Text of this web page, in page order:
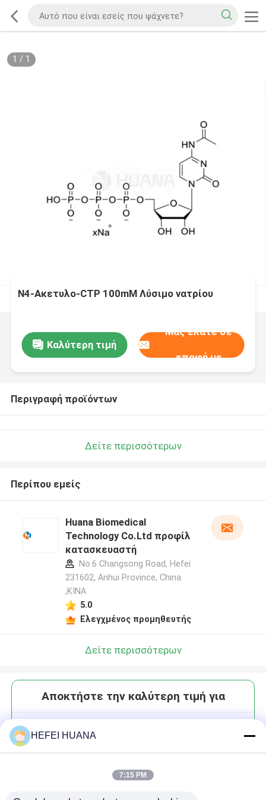
1 / 1
N4-Ακετυλο-CTP 100mM Λύσιμο νατρίου
Καλύτερη τιμή
Μας ελάτε σε
επαφή με
Περιγραφή προϊόντων
Δείτε περισσότερων
Περίπου εμείς
Huana Biomedical
Technology Co.Ltd προφίλ
κατασκευαστή
No.6 Changsong Road, Hefei
231602, Anhui Province, China.
,ΚΙΝΑ
5.0
Ελεγχμένος προμηθευτής
Δείτε περισσότερων
Αποκτήστε την καλύτερη τιμή για
HEFEI HUANA
7:15 PM